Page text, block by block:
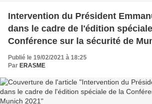
Intervention du Président
dans le cadre de l'édition
Conférence sur la sécurité de
Publié le 19/02/2021 à 18:25
Par ERASME